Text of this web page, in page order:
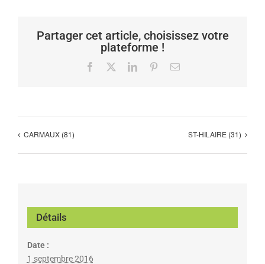
Partager cet article, choisissez votre
plateforme !
Facebook LinkedInPinterestEmail
CARMAUX (81) ST-HILAIRE (31)
Détails
Date :
1 septembre 2016